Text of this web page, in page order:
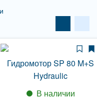
Гидромотор SP 80 M+S
Hydraulic
В наличии